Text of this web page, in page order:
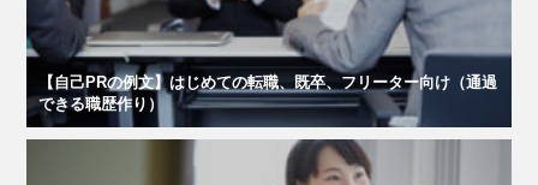
【自己PRの例文】はじめての転職、既卒、フリーター向け（通過
できる職歴作り）